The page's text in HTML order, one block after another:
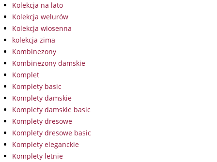
Kolekcja na lato
Kolekcja welurów
Kolekcja wiosenna
kolekcja zima
Kombinezony
Kombinezony damskie
Komplet
Komplety basic
Komplety damskie
Komplety damskie basic
Komplety dresowe
Komplety dresowe basic
Komplety eleganckie
Komplety letnie